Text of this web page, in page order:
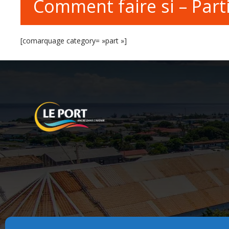
Comment faire si –
[comarquage category= »part »]